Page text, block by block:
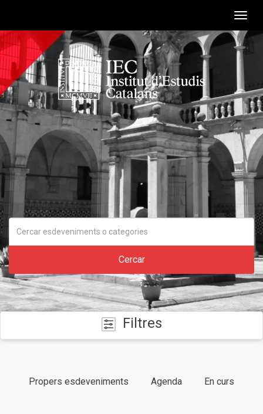
Cercar
Filtres
DATESPropers esdeveniments Agenda En curs